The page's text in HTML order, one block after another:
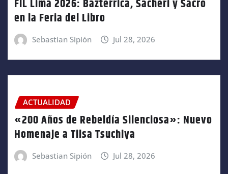
FIL Lima 2026: Bazterrica, Sacheri y Sacro
en la Feria del Libro
Sebastian Sipión Jul 28, 2026
ACTUALIDAD
«200 Años de Rebeldía Silenciosa»: Nuevo
Homenaje a Tilsa Tsuchiya
Sebastian Sipión Jul 28, 2026